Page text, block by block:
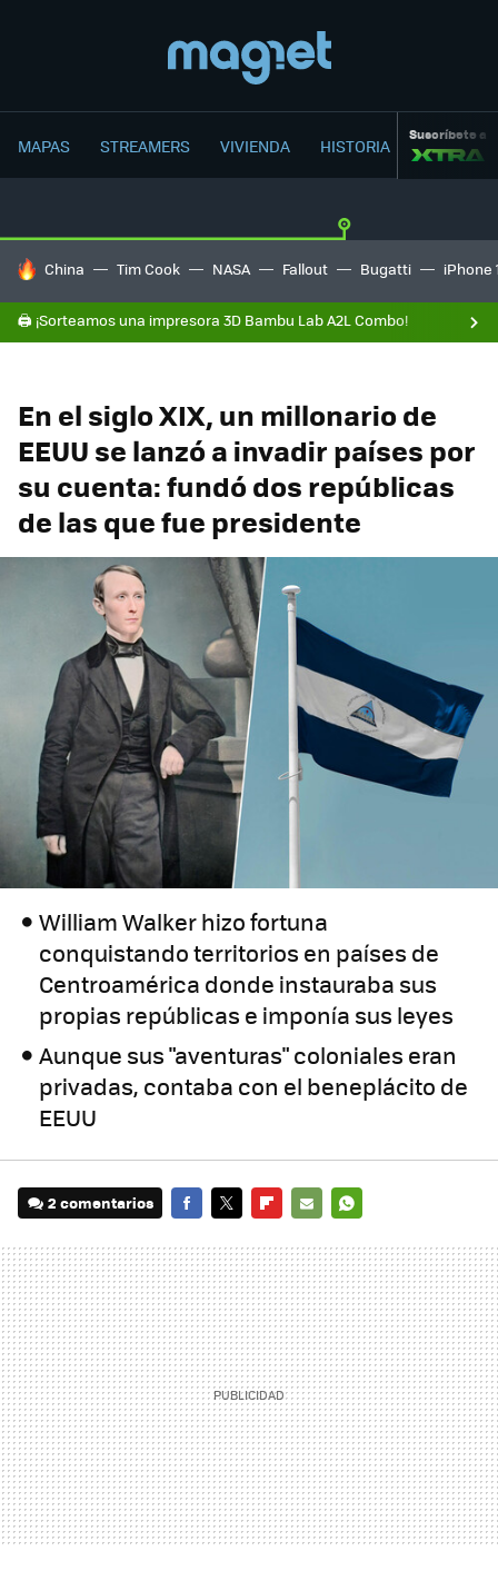
MAPAS STREAMERS VIVIENDA HISTORIA Suscríbete a
HOY SE HABLA DE
China Tim Cook NASA Fallout Bugatti iPhone
🖨️ ¡Sorteamos una impresora 3D Bambu Lab A2L Combo!
En el siglo XIX, un millonario de
EEUU se lanzó a invadir países por
su cuenta: fundó dos repúblicas
de las que fue presidente
William Walker hizo fortuna
conquistando territorios en países de
Centroamérica donde instauraba sus
propias repúblicas e imponía sus leyes
Aunque sus "aventuras" coloniales eran
privadas, contaba con el beneplácito de
EEUU
2 comentarios
MAIL